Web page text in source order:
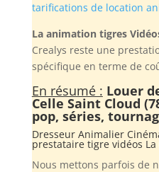
tarifications de location
La animation tigres
Crealys reste une
spécifique en terme de
En résumé : Louer
Celle Saint Cloud
pop, séries,
Dresseur Animalier
prestataire tigre vidéos La
Nous mettons parfois de